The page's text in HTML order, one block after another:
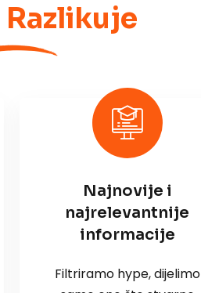
Razlikuje
Najnovije i
najrelevantnije
informacije
Filtriramo hype, dijelimo